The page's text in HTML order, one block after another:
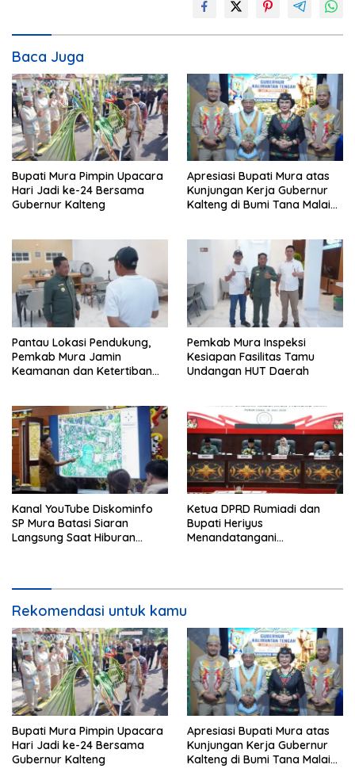
Baca Juga
Bupati Mura Pimpin Upacara
Hari Jadi ke-24 Bersama
Gubernur Kalteng
Apresiasi Bupati Mura atas
Kunjungan Kerja Gubernur
Kalteng di Bumi Tana Malai
Pantau Lokasi Pendukung,
Pemkab Mura Jamin
Keamanan dan Ketertiban
Pemkab Mura Inspeksi
Kesiapan Fasilitas Tamu
Undangan HUT Daerah
Kanal YouTube Diskominfo
SP Mura Batasi Siaran
Langsung Saat Hiburan
Ketua DPRD Rumiadi dan
Bupati Heriyus
Menandatangani
Rekomendasi untuk kamu
Bupati Mura Pimpin Upacara
Hari Jadi ke-24 Bersama
Gubernur Kalteng
Apresiasi Bupati Mura atas
Kunjungan Kerja Gubernur
Kalteng di Bumi Tana Malai